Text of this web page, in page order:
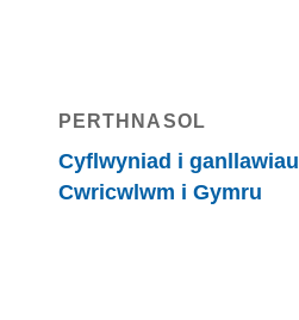
PERTHNASOL
Cyflwyniad i ganllawiau
Cwricwlwm i Gymru